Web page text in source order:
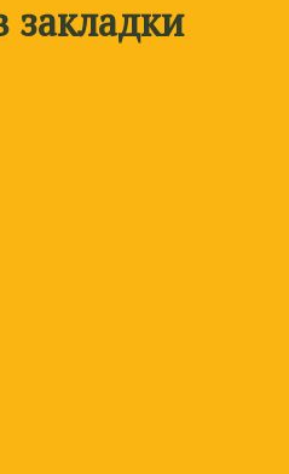
закладки